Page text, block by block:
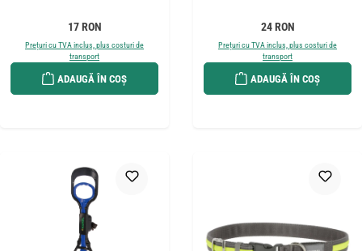
Preț obișnuit:
17 RON
Prețuri cu TVA inclus, plus costuri de
transport
ADAUGĂ ÎN COȘ
Preț obișnuit:
24 RON
Prețuri cu TVA inclus, plus costuri de
transport
ADAUGĂ ÎN COȘ